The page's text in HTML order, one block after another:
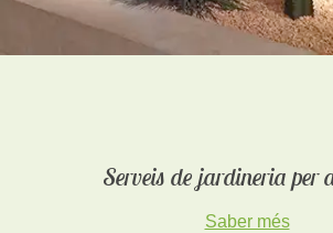
Serveis de jardineria per
Saber més